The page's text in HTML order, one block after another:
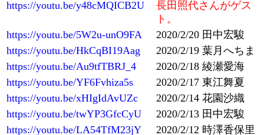
https://youtu.be/y48cMQICB2U
長田照代さんがゲス
ト。
https://youtu.be/5W2u-unO9FA
2020/2/20 田中宏駿
https://youtu.be/HkCqBI19Aag
2020/2/19 葉月へちま
https://youtu.be/Au9tfTBRJ_4
2020/2/18 綾瀬愛海
https://youtu.be/YF6Fvhiza5s
2020/2/17 東江舞夏
https://youtu.be/xHIgIdAvUZc
2020/2/14 花園沙織
https://youtu.be/twYP3GfcCyU
2020/2/13 田中宏駿
https://youtu.be/LA54TfM23jY
2020/2/12 時澤香保里